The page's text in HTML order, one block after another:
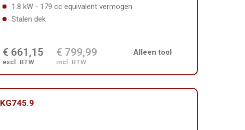
1.8 kW - 179 cc equivalent vermogen
Stalen dek
€ 661,15
excl. BTW
€ 799,99
incl. BTW
Alleen tool
KG745.9